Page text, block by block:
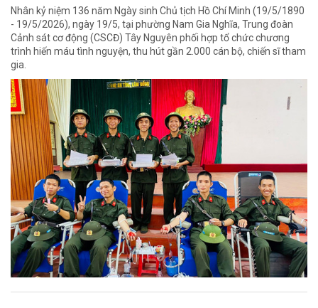
Nhân kỷ niệm 136 năm Ngày sinh Chủ tịch Hồ Chí Minh (19/5/1890
- 19/5/2026), ngày 19/5, tại phường Nam Gia Nghĩa, Trung đoàn
Cảnh sát cơ động (CSCĐ) Tây Nguyên phối hợp tổ chức chương
trình hiến máu tình nguyện, thu hút gần 2.000 cán bộ, chiến sĩ tham
gia.